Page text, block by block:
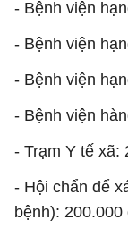
- Bệnh viện
- Bệnh viện
- Bệnh viện
- Bệnh viện
- Trạm Y tế xã:
- Hội chẩn để
bệnh): 200.000